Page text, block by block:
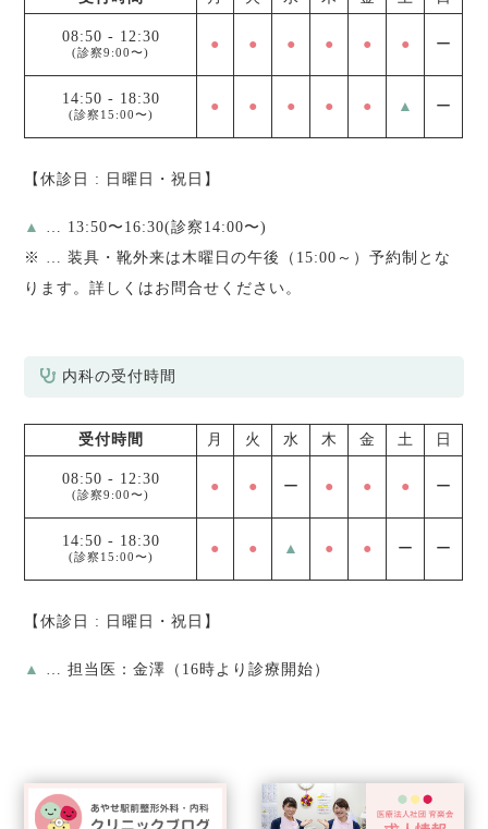
08:50 - 12:30
(診察9:00〜) ● ● ● ● ● ● ー
14:50 - 18:30
(診察15:00〜) ● ● ● ● ● ▲ ー
【休診日 : 日曜日・祝日】
▲
… 13:50〜16:30(診察14:00〜)
※ … 装具・靴外来は木曜日の午後（15:00～）予約制とな
ります。詳しくはお問合せください。
内科の受付時間
受付時間 月 火 水 木 金 土 日
08:50 - 12:30
(診察9:00〜) ● ● ー ● ● ● ー
14:50 - 18:30
(診察15:00〜) ● ● ▲ ● ● ー ー
【休診日 : 日曜日・祝日】
▲ … 担当医：金澤（16時より診療開始）